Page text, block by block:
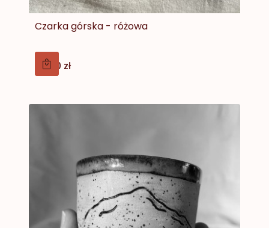
Czarka górska - różowa
Cena
75,00 zł